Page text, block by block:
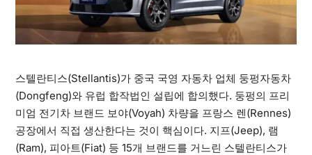
스텔란티스(Stellantis)가 중국 국영 자동차 업체 둥펑자동차
(Dongfeng)와 유럽 합작법인 설립에 합의했다. 둥펑의 프리
미엄 전기차 브랜드 보야(Voyah) 차량을 프랑스 렌(Rennes)
공장에서 직접 생산한다는 것이 핵심이다. 지프(Jeep), 램
(Ram), 피아트(Fiat) 등 15개 브랜드를 거느린 스텔란티스가